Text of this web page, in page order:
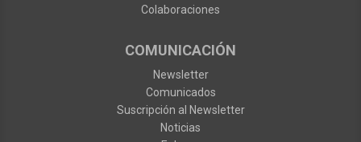
Colaboraciones
COMUNICACIÓN
Newsletter
Comunicados
Suscripción al Newsletter
Noticias